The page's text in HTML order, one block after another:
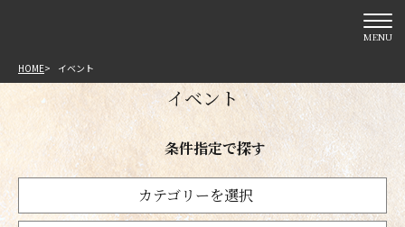
MENU
HOME イベント
イベント
条件指定で探す
カテゴリーを選択